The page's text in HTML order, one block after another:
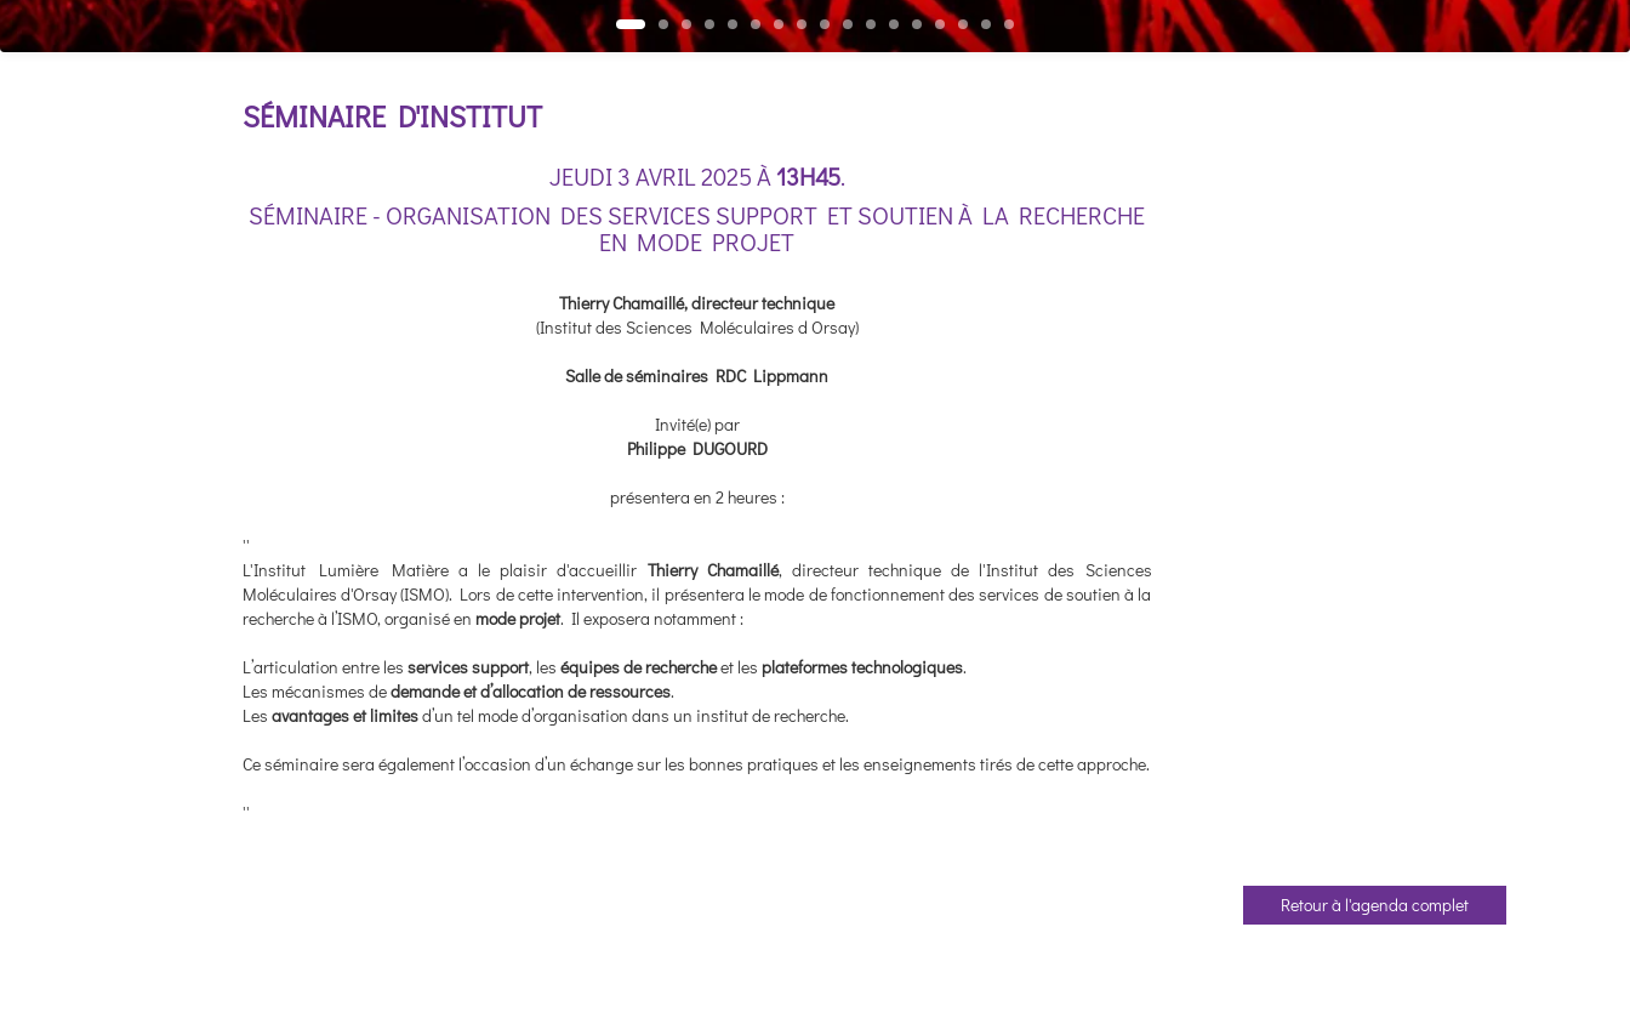
SÉMINAIRE D'INSTITUT
JEUDI 3 AVRIL 2025 À13H45.
SÉMINAIRE - ORGANISATION DES SERVICES SUPPORT ET SOUTIEN À LA RECHERCHE
EN MODE PROJET
Thierry Chamaillé, directeur technique
(Institut des Sciences Moléculaires d Orsay)
Salle de séminaires RDC Lippmann
Invité(e) par
Philippe DUGOURD
présentera en 2 heures :
''
L'Institut Lumière Matière a le plaisir d'accueillir Thierry Chamaillé, directeur technique de l'Institut des Sciences
Moléculaires d'Orsay (ISMO). Lors de cette intervention, il présentera le mode de fonctionnement des services de soutien à la
recherche à l’ISMO, organisé en mode projet. Il exposera notamment :
L’articulation entre les services support, les équipes de rechercheet les plateformes technologiques.
Les mécanismes dedemande et d’allocation de ressources.
Les avantages et limitesd’un tel mode d’organisation dans un institut de recherche.
Ce séminaire sera également l’occasion d’un échange sur les bonnes pratiques et les enseignements tirés de cette approche.
''
Retour à l'agenda complet